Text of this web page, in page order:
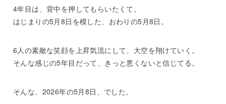
4年目は、背中を押してもらいたくて。
はじまりの5月8日を模した、おわりの5月8日。
6人の素敵な笑顔を上昇気流にして、大空を翔けていく。
そんな感じの5年目だって、きっと悪くないと信じてる。
そんな、2026年の5月8日、でした。